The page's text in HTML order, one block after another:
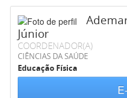
Júnior
COORDENADOR(A)
CIÊNCIAS DA SAÚDE
Educação Física